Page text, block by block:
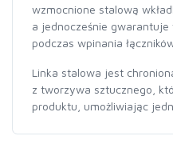
wzmocnione stalową
a jednocześnie
podczas wpinania
Linka stalowa jest
z tworzywa sztucznego,
produktu, umożliwiając